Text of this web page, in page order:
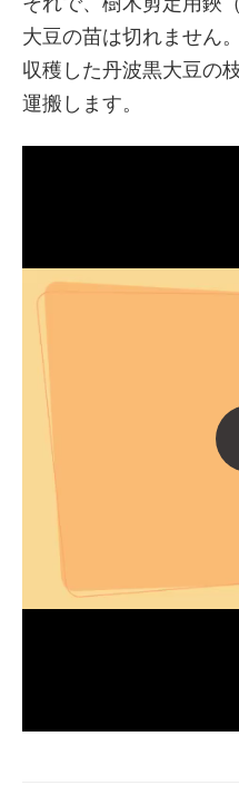
大豆の苗は切れません。
収穫した丹波黒大豆の
運搬します。